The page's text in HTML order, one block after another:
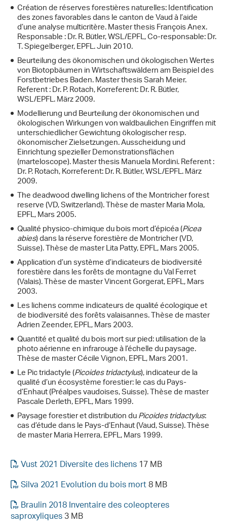
Création de réserves forestières naturelles: Identification
des zones favorables dans le canton de Vaud à l’aide
d’une analyse multicritère. Master thesis François Anex.
Responsable : Dr. R. Bütler, WSL/EPFL, Co-responsable: Dr.
T. Spiegelberger, EPFL. Juin 2010.
Beurteilung des ökonomischen und ökologischen Wertes
von Biotopbäumen in Wirtschaftswäldern am Beispiel des
Forstbetriebes Baden. Master thesis Sarah Meier.
Referent : Dr. P. Rotach, Korreferent: Dr. R. Bütler,
WSL/EPFL. März 2009.
Modellierung und Beurteilung der ökonomischen und
ökologischen Wirkungen von waldbaulichen Eingriffen mit
unterschiedlicher Gewichtung ökologischer resp.
ökonomischer Zielsetzungen. Ausscheidung und
Einrichtung spezieller Demonstrationsflächen
(marteloscope). Master thesis Manuela Mordini. Referent :
Dr. P. Rotach, Korreferent: Dr. R. Bütler, WSL/EPFL. März
2009.
The deadwood dwelling lichens of the Montricher forest
reserve (VD, Switzerland). Thèse de master Maria Mola,
EPFL, Mars 2005.
Qualité physico-chimique du bois mort d’épicéa (Picea
abies) dans la réserve forestière de Montricher (VD,
Suisse). Thèse de master Lita Patty, EPFL, Mars 2005.
Application d’un système d’indicateurs de biodiversité
forestière dans les forêts de montagne du Val Ferret
(Valais). Thèse de master Vincent Gorgerat, EPFL, Mars
2003.
Les lichens comme indicateurs de qualité écologique et
de biodiversité des forêts valaisannes. Thèse de master
Adrien Zeender, EPFL, Mars 2003.
Quantité et qualité du bois mort sur pied: utilisation de la
photo aérienne en infrarouge à l’échelle du paysage.
Thèse de master Cécile Vignon, EPFL, Mars 2001.
Le Pic tridactyle (Picoides tridactylus), indicateur de la
qualité d’un écosystème forestier: le cas du Pays-
d’Enhaut (Préalpes vaudoises, Suisse). Thèse de master
Pascale Derleth, EPFL, Mars 1999.
Paysage forestier et distribution duPicoides tridactylus:
cas d’étude dans le Pays-d’Enhaut (Vaud, Suisse). Thèse
de master Maria Herrera, EPFL, Mars 1999.
Vust 2021 Diversite des lichens17 MB
Silva 2021 Evolution du bois mort8 MB
Braulin 2018 Inventaire des coleopteres
saproxyliques3 MB